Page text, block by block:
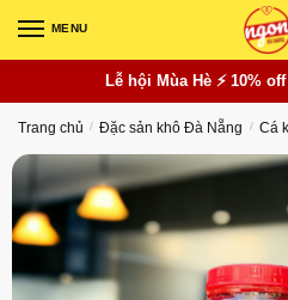
MENU
Lễ hội Mùa Hè ⚡ 10%
Trang chủ / Đặc sản khô Đà Nẵng / Cá